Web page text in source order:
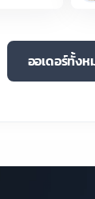
ออเดอร์ทั้ง